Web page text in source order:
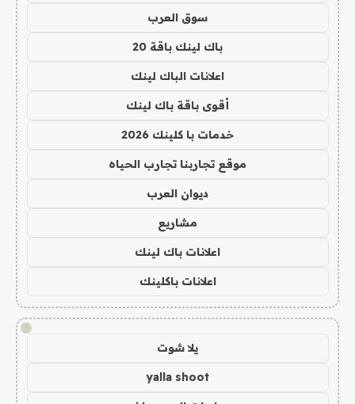
سوق العرب
باك لينك باقة 20
اعلانات الباك لينك
أقوى باقة باك لينك
خدمات با كلينك 2026
موقع تجاربنا تجارب الحياه
ديوان العرب
مشاريع
اعلانات باك لينك
اعلانات باكلينك
!
يلا شوت
yalla shoot